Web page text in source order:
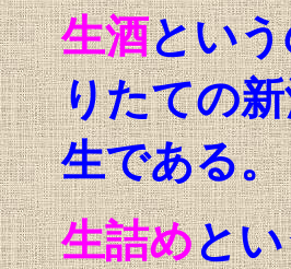
生酒とい
りたての
生である。
生詰めと